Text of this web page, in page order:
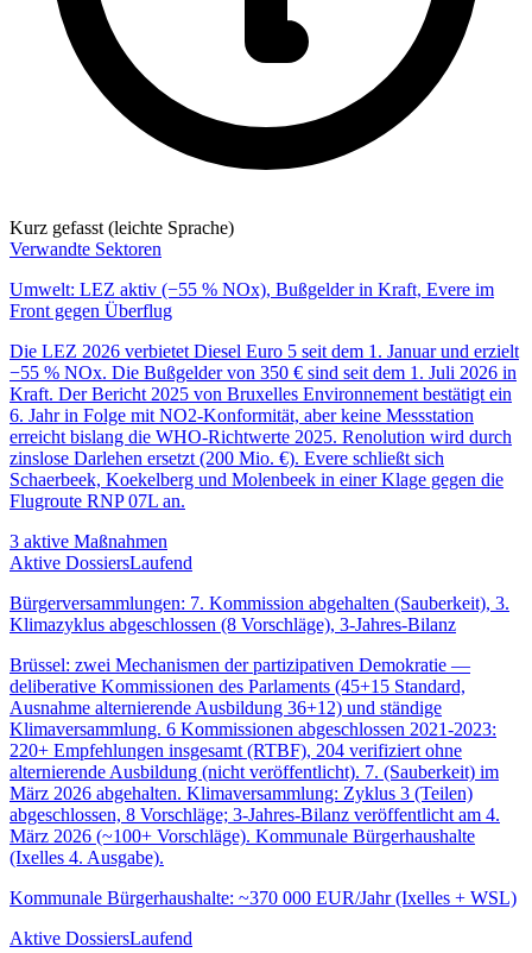
Kurz gefasst (leichte Sprache)
Verwandte Sektoren
Umwelt: LEZ aktiv (−55 % NOx), Bußgelder in Kraft, Evere im
Front gegen Überflug
Die LEZ 2026 verbietet Diesel Euro 5 seit dem 1. Januar und erzielt
−55 % NOx. Die Bußgelder von 350 € sind seit dem 1. Juli 2026 in
Kraft. Der Bericht 2025 von Bruxelles Environnement bestätigt ein
6. Jahr in Folge mit NO2-Konformität, aber keine Messstation
erreicht bislang die WHO-Richtwerte 2025. Renolution wird durch
zinslose Darlehen ersetzt (200 Mio. €). Evere schließt sich
Schaerbeek, Koekelberg und Molenbeek in einer Klage gegen die
Flugroute RNP 07L an.
3 aktive Maßnahmen
Aktive DossiersLaufend
Bürgerversammlungen: 7. Kommission abgehalten (Sauberkeit), 3.
Klimazyklus abgeschlossen (8 Vorschläge), 3-Jahres-Bilanz
Brüssel: zwei Mechanismen der partizipativen Demokratie —
deliberative Kommissionen des Parlaments (45+15 Standard,
Ausnahme alternierende Ausbildung 36+12) und ständige
Klimaversammlung. 6 Kommissionen abgeschlossen 2021-2023:
220+ Empfehlungen insgesamt (RTBF), 204 verifiziert ohne
alternierende Ausbildung (nicht veröffentlicht). 7. (Sauberkeit) im
März 2026 abgehalten. Klimaversammlung: Zyklus 3 (Teilen)
abgeschlossen, 8 Vorschläge; 3-Jahres-Bilanz veröffentlicht am 4.
März 2026 (~100+ Vorschläge). Kommunale Bürgerhaushalte
(Ixelles 4. Ausgabe).
Kommunale Bürgerhaushalte: ~370 000 EUR/Jahr (Ixelles + WSL)
Aktive DossiersLaufend